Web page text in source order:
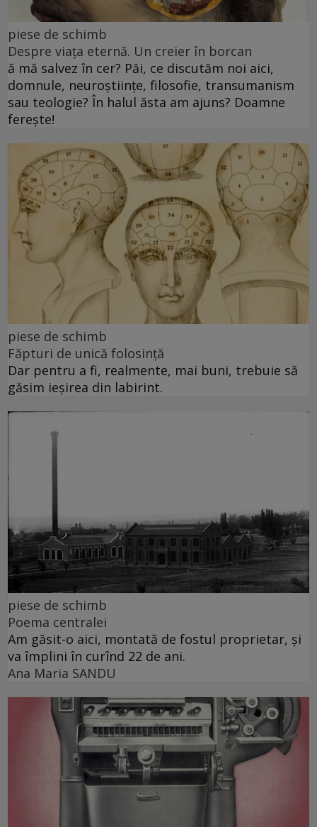
piese de schimb
Despre viața eternă. Un creier în borcan
ă mă salvez în cer? Păi, ce discutăm noi aici,
domnule, neuroștiințe, filosofie, transumanism
sau teologie? În halul ăsta am ajuns? Doamne
ferește!
piese de schimb
Făpturi de unică folosință
Dar pentru a fi, realmente, mai buni, trebuie să
găsim ieșirea din labirint.
piese de schimb
Poema centralei
Am găsit-o aici, montată de fostul proprietar, și
va împlini în curînd 22 de ani.
Ana Maria SANDU